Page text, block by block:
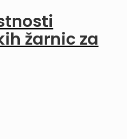
žarnic za